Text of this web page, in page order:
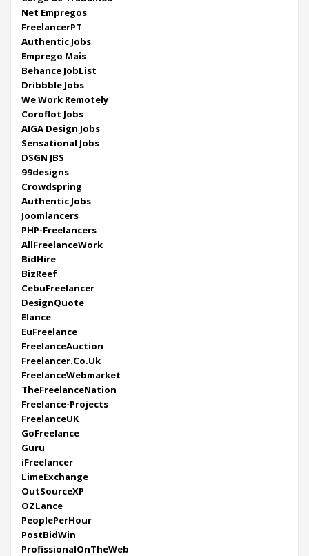
Net Empregos
FreelancerPT
Authentic Jobs
Emprego Mais
Behance JobList
Dribbble Jobs
We Work Remotely
Coroflot Jobs
AIGA Design Jobs
Sensational Jobs
DSGN JBS
99designs
Crowdspring
Authentic Jobs
Joomlancers
PHP-Freelancers
AllFreelanceWork
BidHire
BizReef
CebuFreelancer
DesignQuote
Elance
EuFreelance
FreelanceAuction
Freelancer.Co.Uk
FreelanceWebmarket
TheFreelanceNation
Freelance-Projects
FreelanceUK
GoFreelance
Guru
iFreelancer
LimeExchange
OutSourceXP
OZLance
PeoplePerHour
PostBidWin
ProfissionalOnTheWeb